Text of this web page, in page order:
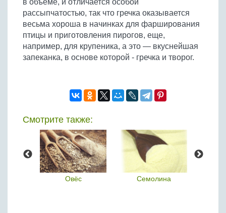
Бобовые
Яйца
Крупы
в объеме, и отличается особой
рассыпчатостью, так что гречка оказывается
весьма хороша в начинках для фарширования
птицы и приготовления пирогов, еще,
например, для крупеника, а это — вкуснейшая
запеканка, в основе которой - гречка и творог.
Смотрите также:
Овёс Семолина